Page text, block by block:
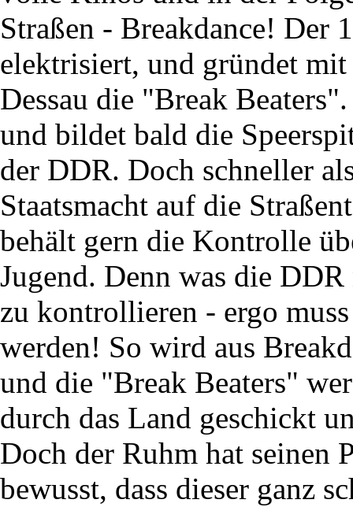
Straßen - Breakdance! Der
elektrisiert, und gründet
Dessau die "Break
und bildet bald die
der DDR. Doch schneller
Staatsmacht auf die
behält gern die Kontrolle
Jugend. Denn was die
zu kontrollieren - ergo
werden! So wird aus
und die "Break Beaters"
durch das Land geschickt
Doch der Ruhm hat seinen
bewusst, dass dieser ganz